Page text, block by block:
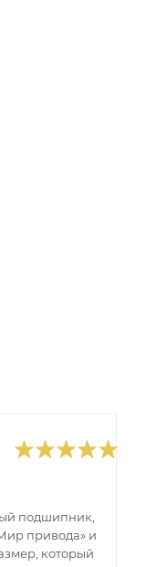
подшипник,
привода» и
который